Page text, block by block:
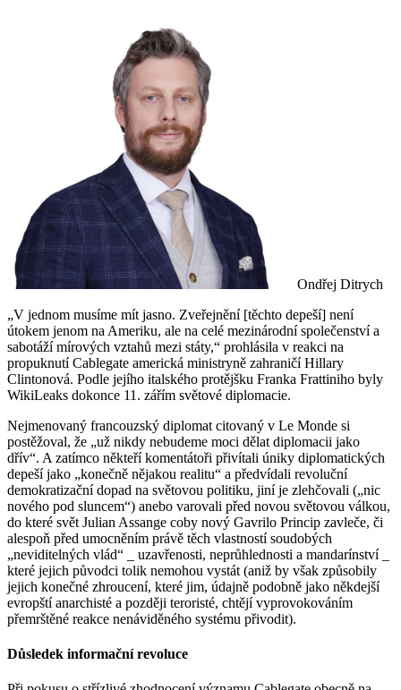
Ondřej Ditrych
„V jednom musíme mít jasno. Zveřejnění [těchto depeší] není
útokem jenom na Ameriku, ale na celé mezinárodní společenství a
sabotáží mírových vztahů mezi státy,“ prohlásila v reakci na
propuknutí Cablegate americká ministryně zahraničí Hillary
Clintonová. Podle jejího italského protějšku Franka Frattiniho byly
WikiLeaks dokonce 11. zářím světové diplomacie.
Nejmenovaný francouzský diplomat citovaný v Le Monde si
postěžoval, že „už nikdy nebudeme moci dělat diplomacii jako
dřív“. A zatímco někteří komentátoři přivítali úniky diplomatických
depeší jako „konečně nějakou realitu“ a předvídali revoluční
demokratizační dopad na světovou politiku, jiní je zlehčovali („nic
nového pod sluncem“) anebo varovali před novou světovou válkou,
do které svět Julian Assange coby nový Gavrilo Princip zavleče, či
alespoň před umocněním právě těch vlastností soudobých
„neviditelných vlád“ _ uzavřenosti, neprůhlednosti a mandarínství _
které jejich původci tolik nemohou vystát (aniž by však způsobily
jejich konečné zhroucení, které jim, údajně podobně jako někdejší
evropští anarchisté a později teroristé, chtějí vyprovokováním
přemrštěné reakce nenáviděného systému přivodit).
Důsledek informační revoluce